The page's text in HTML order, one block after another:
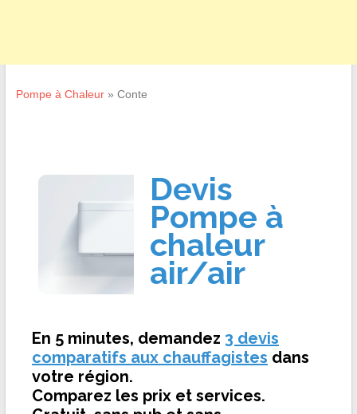
Pompe à Chaleur» Conte